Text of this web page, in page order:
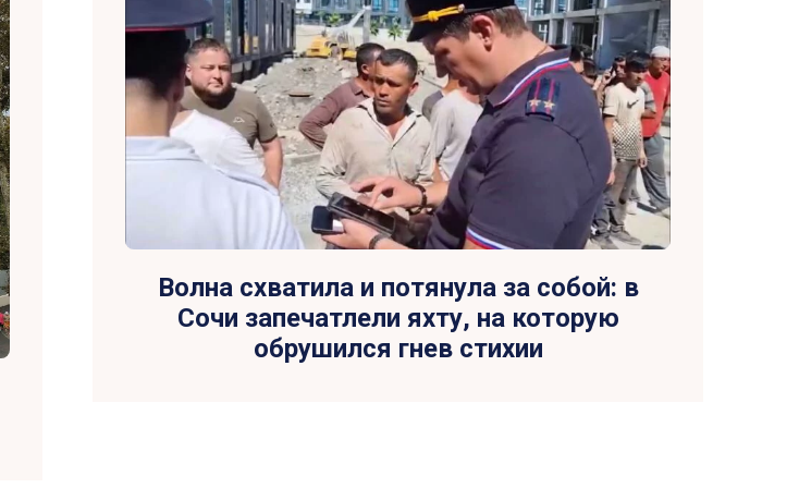
Волна схватила и потянула за собой: в
Сочи запечатлели яхту, на которую
обрушился гнев стихии